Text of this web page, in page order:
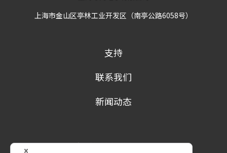
上海市金山区亭林工业开发区（南亭公路6058号）
支持
联系我们
新闻动态
隐私政策 条款及条件 商标